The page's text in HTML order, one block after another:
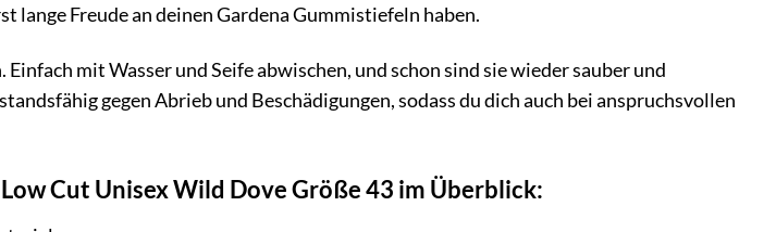
lange Freude an deinen Gardena Gummistiefeln haben.
mit Wasser und Seife abwischen, und schon sind sie wieder sauber und
gegen Abrieb und Beschädigungen, sodass du dich auch bei anspruchsvollen
Cut Unisex Wild Dove Größe 43 im Überblick: